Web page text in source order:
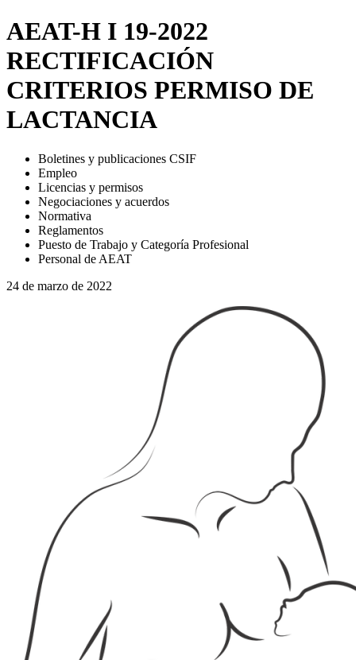
AEAT-H I 19-2022
RECTIFICACIÓN
CRITERIOS PERMISO DE
LACTANCIA
Boletines y publicaciones CSIF
Empleo
Licencias y permisos
Negociaciones y acuerdos
Normativa
Reglamentos
Puesto de Trabajo y Categoría Profesional
Personal de AEAT
24 de marzo de 2022